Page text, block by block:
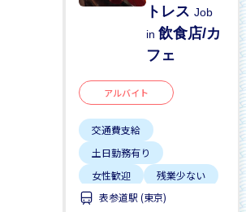
い
トレスJob
in飲食店/カ
フェ
アルバイト
交通費支給
土日勤務有り
女性歓迎
残業少ない
男性歓迎
短時間
表参道駅 (東京)